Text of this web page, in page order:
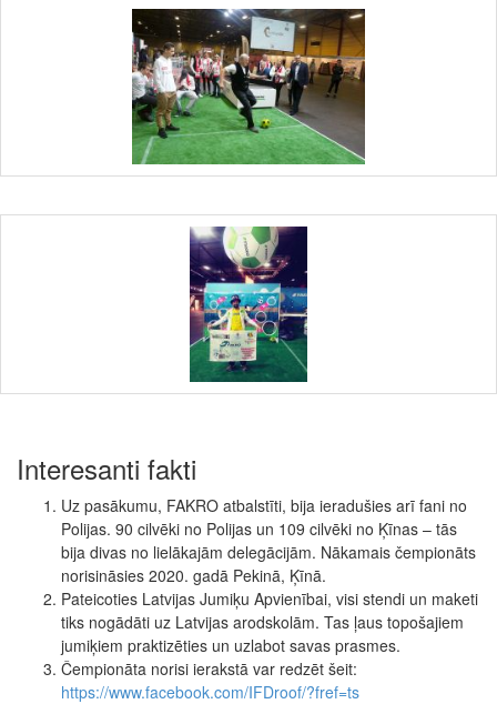
Interesanti fakti
Uz pasākumu, FAKRO atbalstīti, bija ieradušies arī fani no
Polijas. 90 cilvēki no Polijas un 109 cilvēki no Ķīnas – tās
bija divas no lielākajām delegācijām. Nākamais čempionāts
norisināsies 2020. gadā Pekinā, Ķīnā.
Pateicoties Latvijas Jumiķu Apvienībai, visi stendi un maketi
tiks nogādāti uz Latvijas arodskolām. Tas ļaus topošajiem
jumiķiem praktizēties un uzlabot savas prasmes.
Čempionāta norisi ierakstā var redzēt šeit:
https://www.facebook.com/IFDroof/?fref=ts